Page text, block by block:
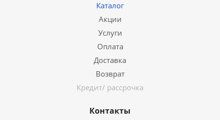
Каталог
Акции
Услуги
Оплата
Доставка
Возврат
Кредит/ рассрочка
Контакты